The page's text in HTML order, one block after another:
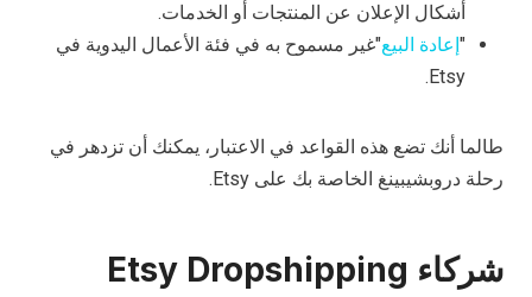
أشكال الإعلان عن المنتجات أو الخدمات.
"إعادة البيع"غير مسموح به في فئة الأعمال اليدوية في
Etsy.
طالما أنك تضع هذه القواعد في الاعتبار، يمكنك أن تزدهر في
رحلة دروبشيبينغ الخاصة بك على Etsy.
شركاء Etsy Dropshipping